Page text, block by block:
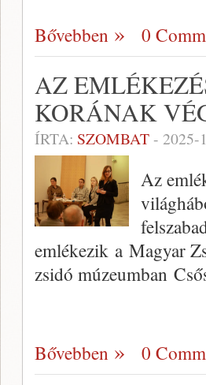
Bővebben 0
AZ
KORÁNAK
ÍRTA: SZOMBAT- 2025-
Az
emlékezik a Magyar
zsidó múzeumban
Bővebben 0